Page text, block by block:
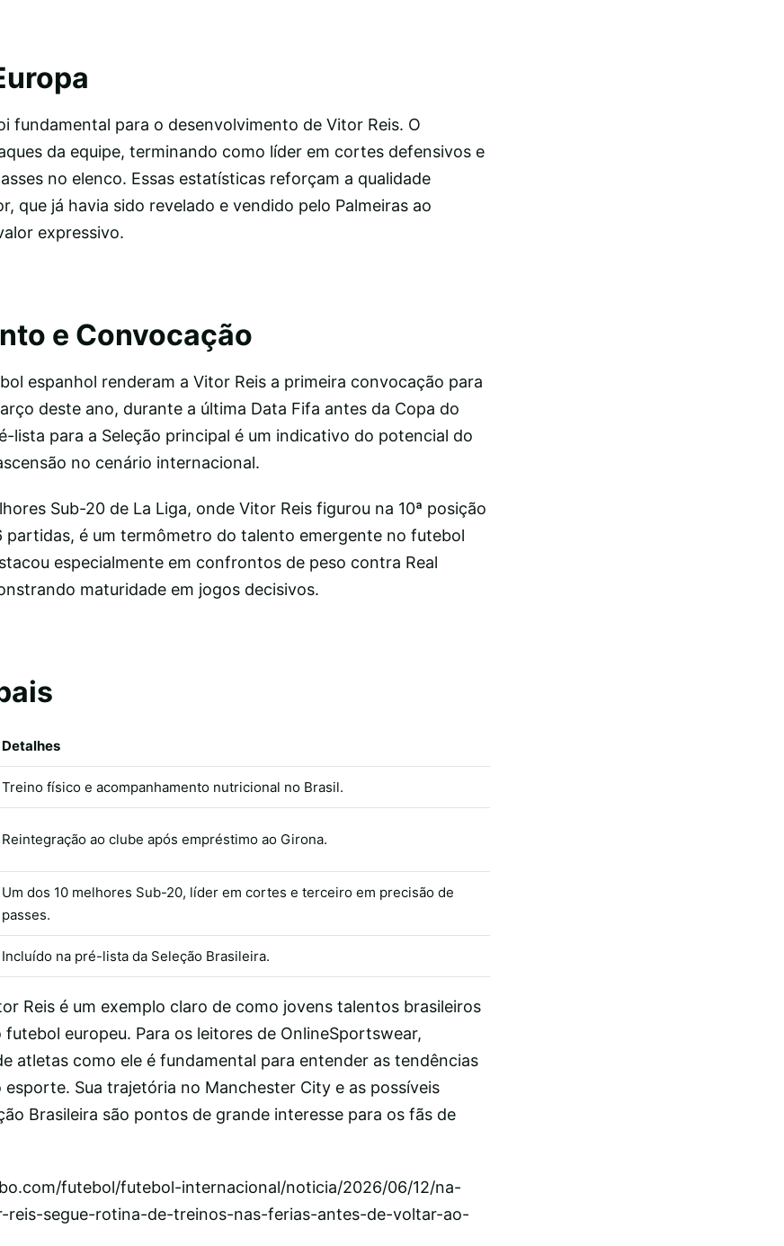
fundamental para o desenvolvimento de Vitor Reis. O
da equipe, terminando como líder em cortes defensivos e
no elenco. Essas estatísticas reforçam a qualidade
que já havia sido revelado e vendido pelo Palmeiras ao
expressivo.
e Convocação
espanhol renderam a Vitor Reis a primeira convocação para
deste ano, durante a última Data Fifa antes da Copa do
lista para a Seleção principal é um indicativo do potencial do
no cenário internacional.
Sub-20 de La Liga, onde Vitor Reis figurou na 10ª posição
partidas, é um termômetro do talento emergente no futebol
especialmente em confrontos de peso contra Real
maturidade em jogos decisivos.
Detalhes
Treino físico e acompanhamento nutricional no Brasil.
Reintegração ao clube após empréstimo ao Girona.
Um dos 10 melhores Sub-20, líder em cortes e terceiro em precisão de
passes.
Incluído na pré-lista da Seleção Brasileira.
Reis é um exemplo claro de como jovens talentos brasileiros
europeu. Para os leitores de OnlineSportswear,
atletas como ele é fundamental para entender as tendências
Sua trajetória no Manchester City e as possíveis
Brasileira são pontos de grande interesse para os fãs de
futebol/futebol-internacional/noticia/2026/06/12/na-
reis-segue-rotina-de-treinos-nas-ferias-antes-de-voltar-ao-